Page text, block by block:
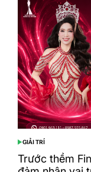
POSTED
IN
GIẢI TRÍ
Trước thềm